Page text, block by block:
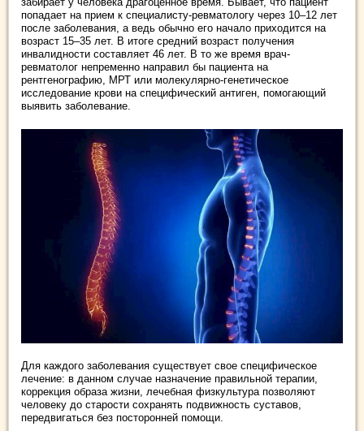
попадает на прием к специалисту-ревматологу через 10–12 лет
после заболевания, а ведь обычно его начало приходится на
возраст 15–35 лет. В итоге средний возраст получения
инвалидности составляет 46 лет. В то же время врач-
ревматолог непременно направил бы пациента на
рентгенографию, МРТ или молекулярно-генетическое
исследование крови на специфический антиген, помогающий
выявить заболевание.
Для каждого заболевания существует свое специфическое
лечение: в данном случае назначение правильной терапии,
коррекция образа жизни, лечебная физкультура позволяют
человеку до старости сохранять подвижность суставов,
передвигаться без посторонней помощи.